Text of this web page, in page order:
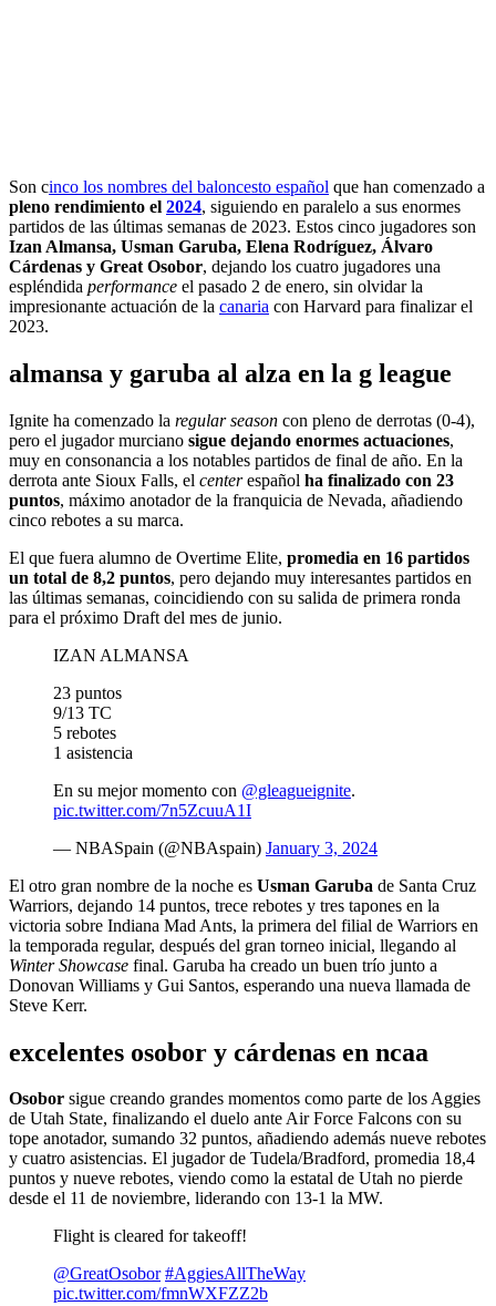
Son cinco los nombres del baloncesto español que han comenzado a
pleno rendimiento el 2024, siguiendo en paralelo a sus enormes
partidos de las últimas semanas de 2023. Estos cinco jugadores son
Izan Almansa, Usman Garuba, Elena Rodríguez, Álvaro
Cárdenas y Great Osobor, dejando los cuatro jugadores una
espléndida performance el pasado 2 de enero, sin olvidar la
impresionante actuación de la canaria con Harvard para finalizar el
2023.
almansa y garuba al alza en la g league
Ignite ha comenzado la regular season con pleno de derrotas (0-4),
pero el jugador murciano sigue dejando enormes actuaciones,
muy en consonancia a los notables partidos de final de año. En la
derrota ante Sioux Falls, el centerespañol ha finalizado con 23
puntos, máximo anotador de la franquicia de Nevada, añadiendo
cinco rebotes a su marca.
El que fuera alumno de Overtime Elite, promedia en 16 partidos
un total de 8,2 puntos, pero dejando muy interesantes partidos en
las últimas semanas, coincidiendo con su salida de primera ronda
para el próximo Draft del mes de junio.
IZAN ALMANSA
23 puntos
9/13 TC
5 rebotes
1 asistencia
En su mejor momento con @gleagueignite.
pic.twitter.com/7n5ZcuuA1I
— NBASpain (@NBAspain) January 3, 2024
El otro gran nombre de la noche es Usman Garuba de Santa Cruz
Warriors, dejando 14 puntos, trece rebotes y tres tapones en la
victoria sobre Indiana Mad Ants, la primera del filial de Warriors en
la temporada regular, después del gran torneo inicial, llegando al
Winter Showcase final. Garuba ha creado un buen trío junto a
Donovan Williams y Gui Santos, esperando una nueva llamada de
Steve Kerr.
excelentes osobor y cárdenas en ncaa
Osobor sigue creando grandes momentos como parte de los Aggies
de Utah State, finalizando el duelo ante Air Force Falcons con su
tope anotador, sumando 32 puntos, añadiendo además nueve rebotes
y cuatro asistencias. El jugador de Tudela/Bradford, promedia 18,4
puntos y nueve rebotes, viendo como la estatal de Utah no pierde
desde el 11 de noviembre, liderando con 13-1 la MW.
Flight is cleared for takeoff!
@GreatOsobor #AggiesAllTheWay
pic.twitter.com/fmnWXFZZ2b